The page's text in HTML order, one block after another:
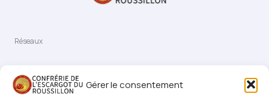
Gérer le consentement
Réseaux
Facebook Linkedin